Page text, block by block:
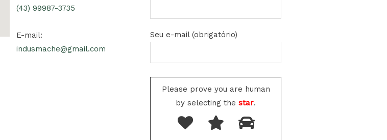
(43) 99987-3735
E-mail:
indusmache@gmail.com
Seu e-mail (obrigatório)
Please prove you are human
by selecting the star.